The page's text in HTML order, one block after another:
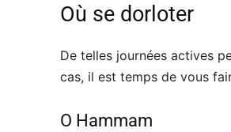
Où se dorloter
De telles journées actives
cas, il est temps de vous
O Hammam